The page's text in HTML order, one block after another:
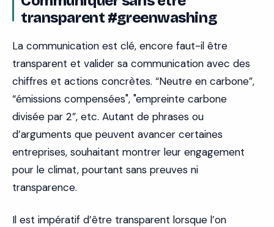
transparent #greenwashing
La communication est clé, encore faut-il être
transparent et valider sa communication avec des
chiffres et actions concrètes. “Neutre en carbone”,
“émissions compensées", "empreinte carbone
divisée par 2”, etc. Autant de phrases ou
d’arguments que peuvent avancer certaines
entreprises, souhaitant montrer leur engagement
pour le climat, pourtant sans preuves ni
transparence.
Il est impératif d’être transparent lorsque l’on